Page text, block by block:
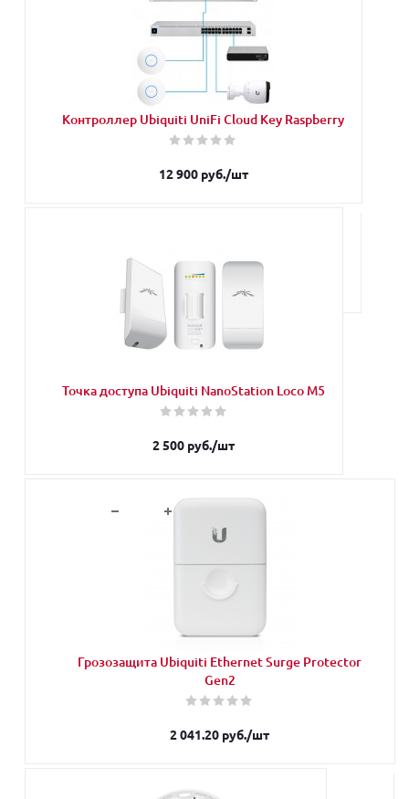
Контроллер Ubiquiti UniFi Cloud Key Raspberry
12 900руб./шт
Наши менеджеры обязательно свяжутся с Вами и уточнят
условия заказа
Точка доступа Ubiquiti NanoStation Loco M5
2 500 руб./шт
Грозозащита Ubiquiti Ethernet Surge Protector
Gen2
2 041.20 руб./шт